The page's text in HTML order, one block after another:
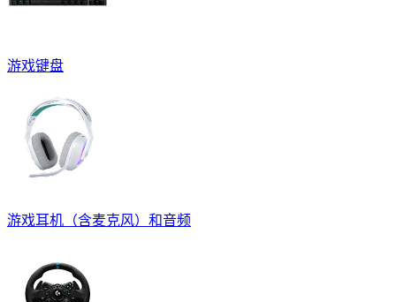
游戏键盘
游戏耳机（含麦克风）和音频